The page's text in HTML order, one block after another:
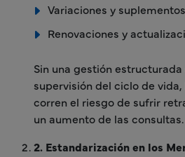
Variaciones y suplementos
Renovaciones y
Sin una gestión
supervisión del ciclo de
corren el riesgo de sufrir
un aumento de las consultas.
2. Estandarización en los